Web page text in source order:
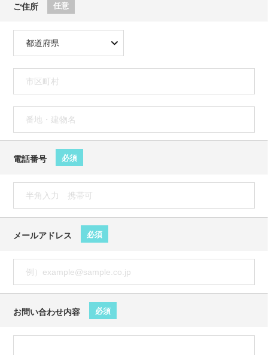
ご住所 任意
電話番号 必須
メールアドレス 必須
お問い合わせ内容 必須